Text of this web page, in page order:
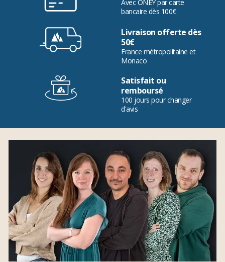
Avec ONEY par carte
bancaire dès 100€
Livraison offerte dès
50€
France métropolitaine et
Monaco
Satisfait ou
remboursé
100 jours pour changer
d'avis